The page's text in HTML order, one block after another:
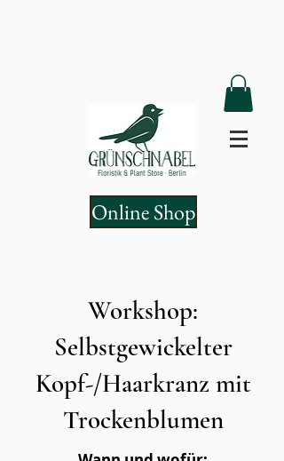
Online Shop
Workshop:
Selbstgewickelter
Kopf-/Haarkranz mit
Trockenblumen